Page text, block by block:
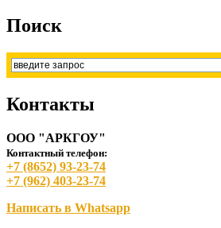
Поиск
Контакты
ООО "АРКГОУ"
Контактный телефон:
+7 (8652) 93-23-74
+7 (962) 403-23-74
Написать в Whatsapp